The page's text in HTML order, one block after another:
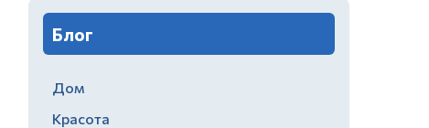
Блог
Дом
Красота